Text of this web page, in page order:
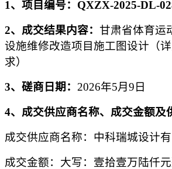
1、项目编号：QXZX-2025-DL-
2、 成交结果内容： 甘肃省体育运
设施维修改造项目施工图设计（
求）
3、 磋商 日期： 2026年5月 9 日
4、 成交供应商名称、 成交金额及
成交供应商名称： 中科瑞城设计
成交金额：大写： 壹拾壹万陆仟